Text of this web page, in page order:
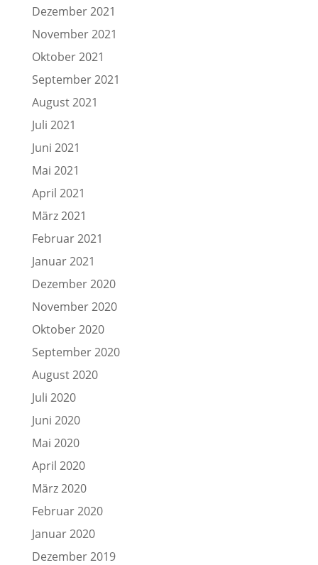
Dezember 2021
November 2021
Oktober 2021
September 2021
August 2021
Juli 2021
Juni 2021
Mai 2021
April 2021
März 2021
Februar 2021
Januar 2021
Dezember 2020
November 2020
Oktober 2020
September 2020
August 2020
Juli 2020
Juni 2020
Mai 2020
April 2020
März 2020
Februar 2020
Januar 2020
Dezember 2019